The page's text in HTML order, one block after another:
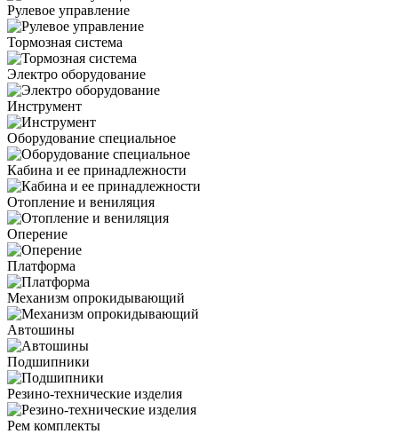
Рулевое управление
Тормозная система
Электро оборудование
Инструмент
Оборудование специальное
Кабина и ее принадлежности
Отопление и вениляция
Оперение
Платформа
Механизм опрокидывающий
Автошины
Подшипники
Резино-технические изделия
Рем комплекты